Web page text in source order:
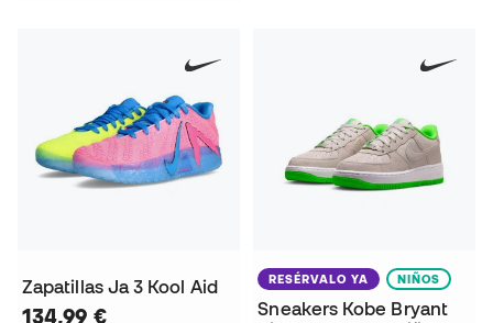
Zapatillas Ja 3 Kool Aid
134,99 €
RESÉRVALO YA NIÑOS
Sneakers Kobe Bryant